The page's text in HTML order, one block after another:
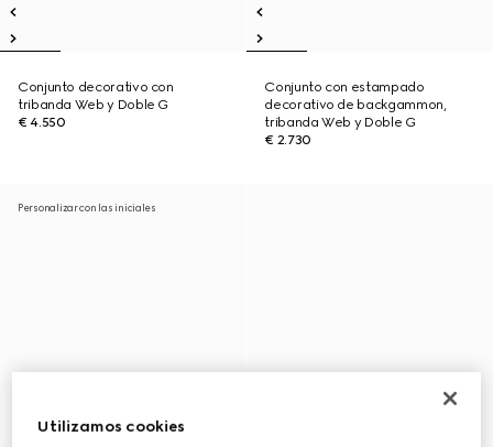
Conjunto decorativo con
tribanda Web y Doble G
€ 4.550
Conjunto con estampado
decorativo de backgammon,
tribanda Web y Doble G
€ 2.730
Personalizar con las iniciales
Utilizamos cookies